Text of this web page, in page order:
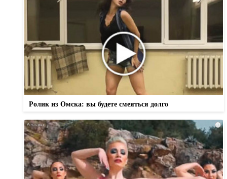
Ролик из Омска: вы будете смеяться долго
i